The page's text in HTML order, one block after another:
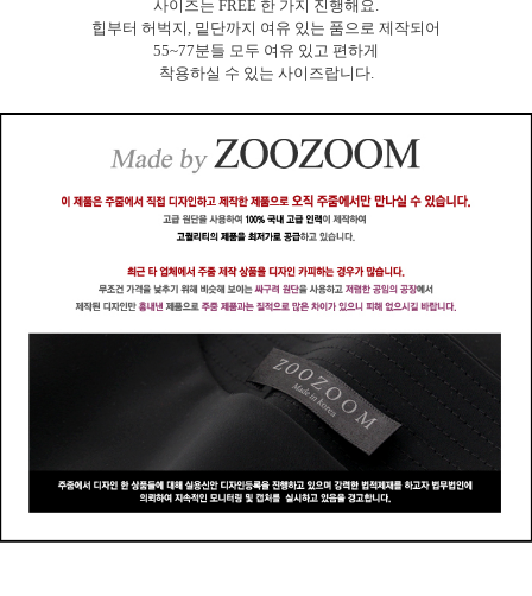
사이즈는 FREE 한 가지 진행해요.
힙부터 허벅지, 밑단까지 여유 있는 품으로 제작되어
55~77분들 모두 여유 있고 편하게
착용하실 수 있는 사이즈랍니다.